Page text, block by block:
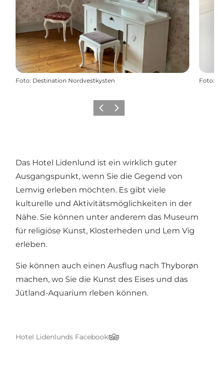
Foto: Destination Nordvestkysten Foto:
ZurückWeiter
Das Hotel Lidenlund ist ein wirklich guter
Ausgangspunkt, wenn Sie die Gegend von
Lemvig erleben möchten. Es gibt viele
kulturelle und Aktivitätsmöglichkeiten in der
Nähe. Sie können unter anderem das Museum
für religiöse Kunst, Klosterheden und Lem Vig
erleben.
Sie können auch einen Ausflug nach Thyborøn
machen, wo Sie die Kunst des Eises und das
Jütland-Aquarium rleben können.
Hotel Lidenlunds Facebook
TripAdvisor